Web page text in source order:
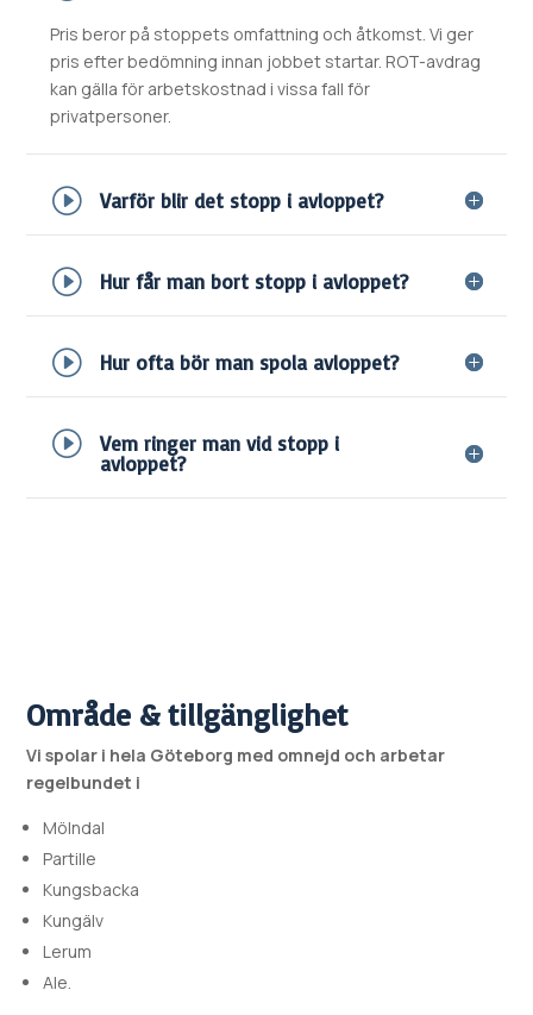
Pris beror på stoppets omfattning och åtkomst. Vi ger
pris efter bedömning innan jobbet startar. ROT-avdrag
kan gälla för arbetskostnad i vissa fall för
privatpersoner.
Varför blir det stopp i avloppet?
Hur får man bort stopp i avloppet?
Hur ofta bör man spola avloppet?
Vem ringer man vid stopp i
avloppet?
Område & tillgänglighet
Vi spolar i hela Göteborg med omnejd och arbetar
regelbundet i
Mölndal
Partille
Kungsbacka
Kungälv
Lerum
Ale